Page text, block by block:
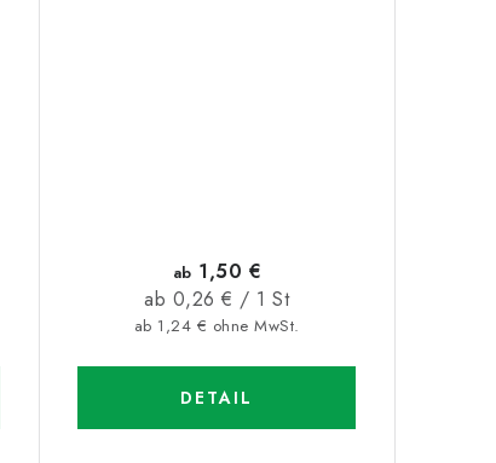
ab 1,24 € ohne MwSt.
ab 1,50 €
Verkaufspreis:
ab 0,26 € / 1 St
DETAIL